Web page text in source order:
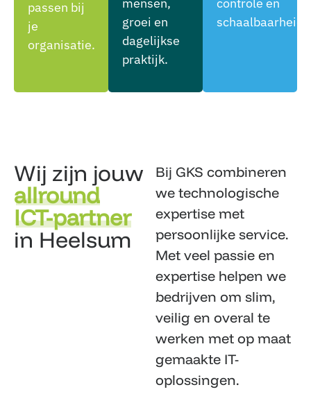
passen bij
je
organisatie.
groei en
dagelijkse
praktijk.
schaalbaarheid.
Wij zijn jouw
allround
ICT-partner
in Heelsum
Bij GKS combineren
we technologische
expertise met
persoonlijke service.
Met veel passie en
expertise helpen we
bedrijven om slim,
veilig en overal te
werken met op maat
gemaakte IT-
oplossingen.